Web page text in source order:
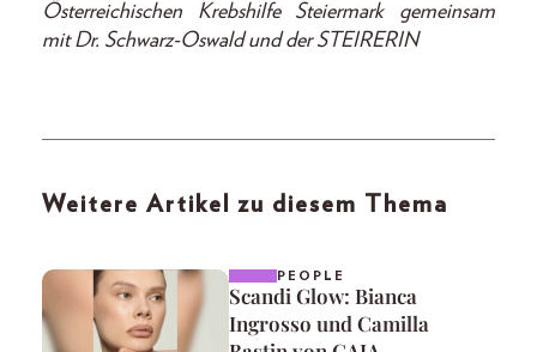
Österreichischen Krebshilfe Steiermark gemeinsam
mit Dr. Schwarz-Oswald und der STEIRERIN
Weitere Artikel zu diesem Thema
PEOPLE
Scandi Glow: Bianca
Ingrosso und Camilla